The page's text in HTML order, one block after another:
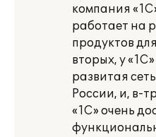
компания
работает на
продуктов
вторых, у
развитая
России, и, в-
«1С» очень